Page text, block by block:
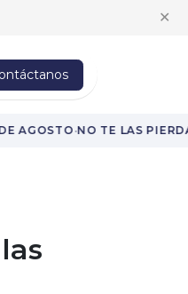
✕
AGOSTO·NO TE LAS